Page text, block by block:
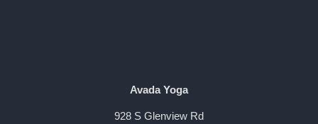
Avada Yoga
928 S Glenview Rd